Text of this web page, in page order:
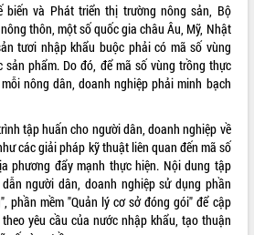
biến và Phát triển thị trường nông sản, Bộ
thôn, một số quốc gia châu Âu, Mỹ, Nhật
tươi nhập khẩu buộc phải có mã số vùng
phẩm. Do đó, để mã số vùng trồng thực
nông dân, doanh nghiệp phải minh bạch
tập huấn cho người dân, doanh nghiệp về
các giải pháp kỹ thuật liên quan đến mã số
phương đẩy mạnh thực hiện. Nội dung tập
người dân, doanh nghiệp sử dụng phần
phần mềm "Quản lý cơ sở đóng gói" để cập
yêu cầu của nước nhập khẩu, tạo thuận